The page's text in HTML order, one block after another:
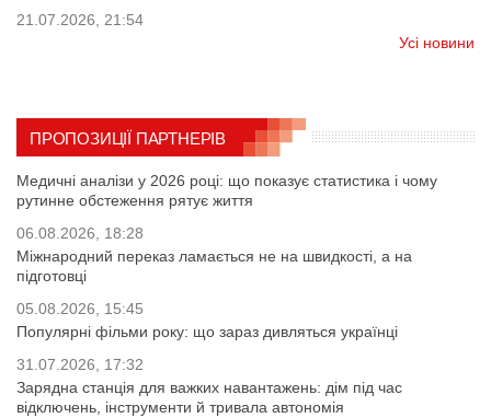
21.07.2026, 21:54
Усі новини
ПРОПОЗИЦІЇ ПАРТНЕРІВ
Медичні аналізи у 2026 році: що показує статистика і чому
рутинне обстеження рятує життя
06.08.2026, 18:28
Міжнародний переказ ламається не на швидкості, а на
підготовці
05.08.2026, 15:45
Популярні фільми року: що зараз дивляться українці
31.07.2026, 17:32
Зарядна станція для важких навантажень: дім під час
відключень, інструменти й тривала автономія